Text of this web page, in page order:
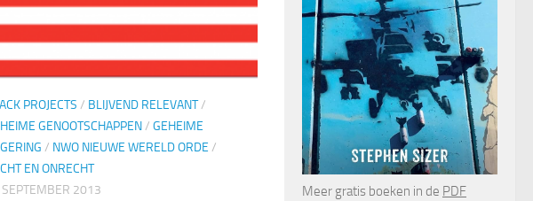
PROJECTS / BLIJVEND RELEVANT/
GENOOTSCHAPPEN/ GEHEIME
/ NWO NIEUWE WERELD ORDE /
EN ONRECHT
2013
Meer gratis boeken in de PDF